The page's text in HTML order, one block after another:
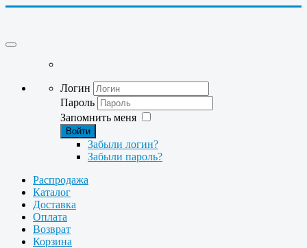
Логин
Пароль
Запомнить меня
Войти
Забыли логин?
Забыли пароль?
Распродажа
Каталог
Доставка
Оплата
Возврат
Корзина